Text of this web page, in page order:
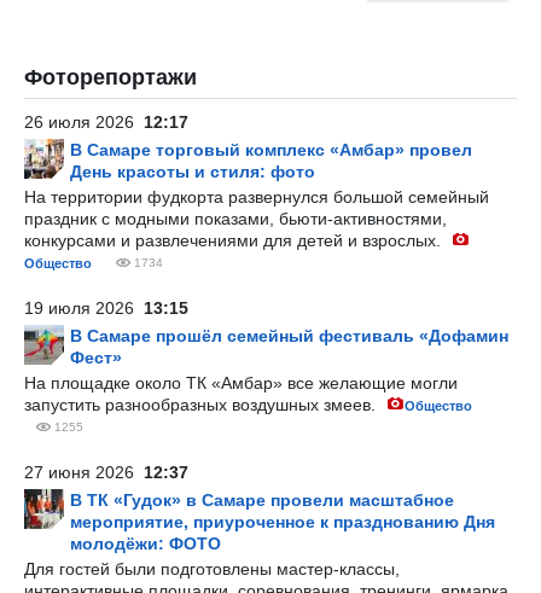
Фоторепортажи
26 июля 2026 12:17
В Самаре торговый комплекс «Амбар» провел
День красоты и стиля: фото
На территории фудкорта развернулся большой семейный
праздник с модными показами, бьюти-активностями,
конкурсами и развлечениями для детей и взрослых.
Общество 1734
19 июля 2026 13:15
В Самаре прошёл семейный фестиваль «Дофамин
Фест»
На площадке около ТК «Амбар» все желающие могли
запустить разнообразных воздушных змеев.
Общество
1255
27 июня 2026 12:37
В ТК «Гудок» в Самаре провели масштабное
мероприятие, приуроченное к празднованию Дня
молодёжи: ФОТО
Для гостей были подготовлены мастер-классы,